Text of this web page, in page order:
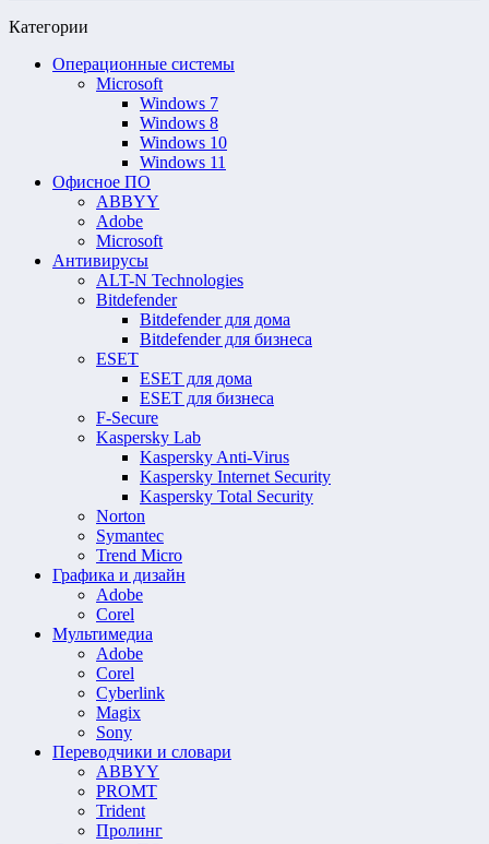
Категории
Операционные системы
Microsoft
Windows 7
Windows 8
Windows 10
Windows 11
Офисное ПО
ABBYY
Adobe
Microsoft
Антивирусы
ALT-N Technologies
Bitdefender
Bitdefender для дома
Bitdefender для бизнеса
ESET
ESET для дома
ESET для бизнеса
F-Secure
Kaspersky Lab
Kaspersky Anti-Virus
Kaspersky Internet Security
Kaspersky Total Security
Norton
Symantec
Trend Micro
Графика и дизайн
Adobe
Corel
Мультимедиа
Adobe
Corel
Cyberlink
Magix
Sony
Переводчики и словари
ABBYY
PROMT
Trident
Пролинг